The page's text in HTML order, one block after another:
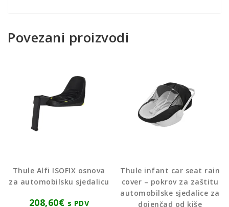
Povezani proizvodi
Thule Alfi ISOFIX osnova
za automobilsku sjedalicu
208,60€ s PDV
Thule infant car seat rain
cover – pokrov za zaštitu
automobilske sjedalice za
dojenčad od kiše